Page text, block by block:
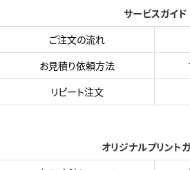
サービスガイド
ご注文の流れ
お見積り依頼方法
リピート注文
オリジナルプリント